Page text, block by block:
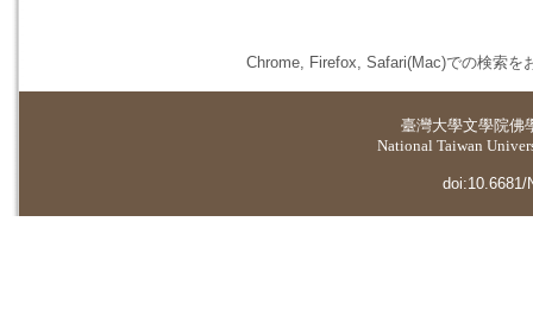
Chrome, Firefox, Safari(Mac)での検索を
臺灣大學文學院佛
National Taiwan
doi:10.6681/